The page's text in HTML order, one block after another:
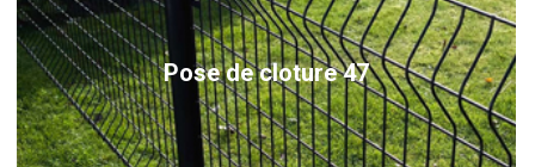
Pose de cloture 47